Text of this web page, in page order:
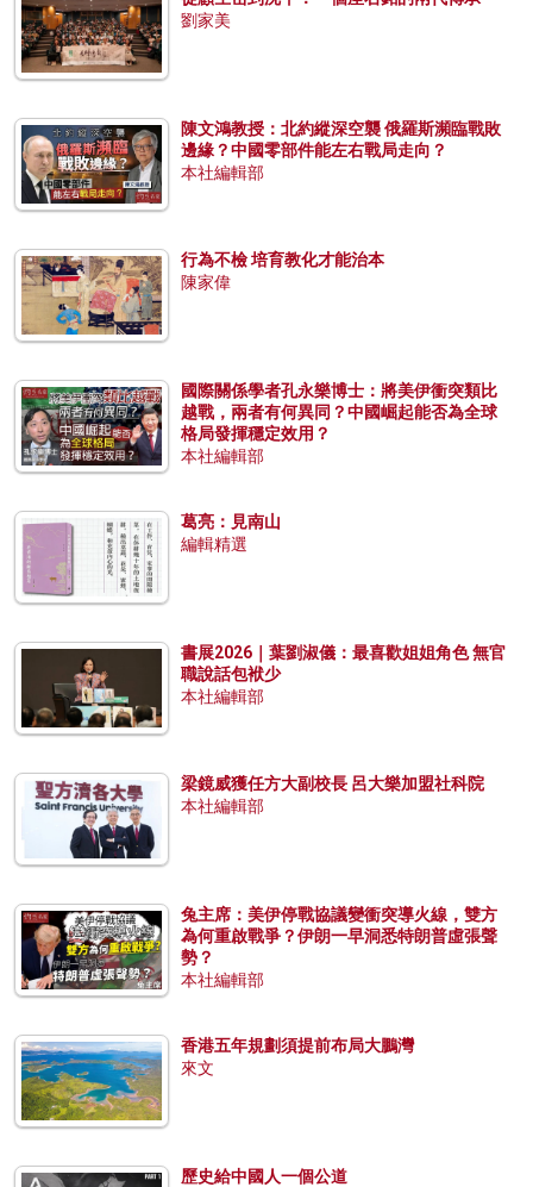
劉家美
陳文鴻教授：北約縱深空襲 俄羅斯瀕臨戰敗
邊緣？中國零部件能左右戰局走向？
本社編輯部
行為不檢 培育教化才能治本
陳家偉
國際關係學者孔永樂博士：將美伊衝突類比
越戰，兩者有何異同？中國崛起能否為全球
格局發揮穩定效用？
本社編輯部
葛亮：見南山
編輯精選
書展2026｜葉劉淑儀：最喜歡姐姐角色 無官
職說話包袱少
本社編輯部
梁鏡威獲任方大副校長 呂大樂加盟社科院
本社編輯部
兔主席：美伊停戰協議變衝突導火線，雙方
為何重啟戰爭？伊朗一早洞悉特朗普虛張聲
勢？
本社編輯部
香港五年規劃須提前布局大鵬灣
來文
歷史給中國人一個公道